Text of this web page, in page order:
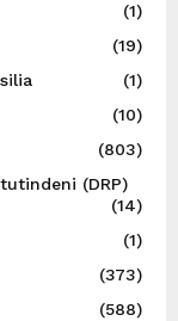
(1)
(19)
(1)
(10)
(803)
(DRP)
(14)
(1)
(373)
(588)